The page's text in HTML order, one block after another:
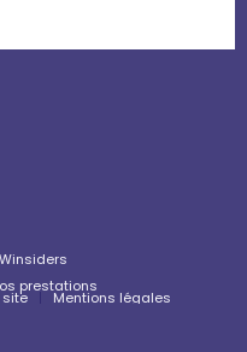
Winsiders
prestations
site Mentions légales